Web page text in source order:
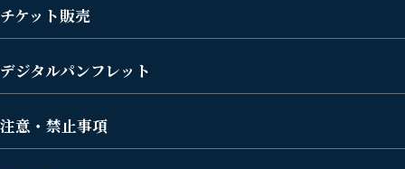
チケット販売
デジタルパンフレット
注意・禁止事項